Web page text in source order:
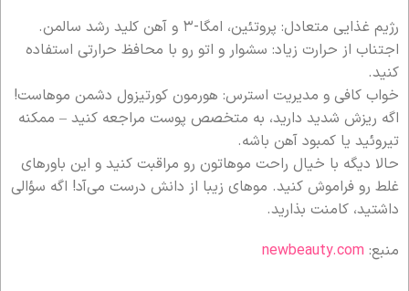
رژیم غذایی متعادل: پروتئین، امگا-۳ و آهن کلید رشد سالمن.
اجتناب از حرارت زیاد: سشوار و اتو رو با محافظ حرارتی استفاده
کنید.
خواب کافی و مدیریت استرس: هورمون کورتیزول دشمن موهاست!
اگه ریزش شدید دارید، به متخصص پوست مراجعه کنید – ممکنه
تیروئید یا کمبود آهن باشه.
حالا دیگه با خیال راحت موهاتون رو مراقبت کنید و این باورهای
غلط رو فراموش کنید. موهای زیبا از دانش درست می‌آد! اگه سؤالی
داشتید، کامنت بذارید.
منبع: newbeauty.com